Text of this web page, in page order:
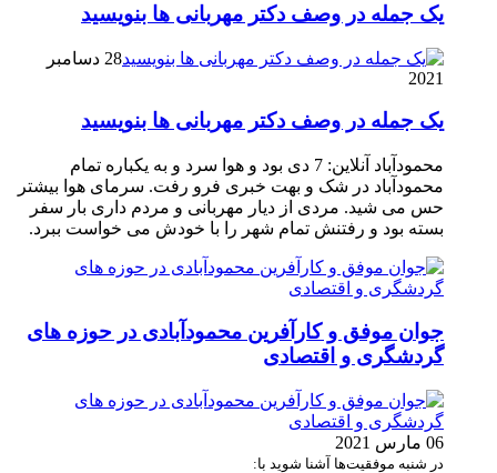
یک جمله در وصف دکتر مهربانی ها بنویسید
28 دسامبر
2021
یک جمله در وصف دکتر مهربانی ها بنویسید
محمودآباد آنلاین: 7 دی بود و هوا سرد و به یکباره تمام
محمودآباد در شک و بهت خبری فرو رفت. سرمای هوا بیشتر
حس می شید. مردی از دیار مهربانی و مردم داری بار سفر
بسته بود و رفتنش تمام شهر را با خودش می خواست ببرد.
جوان موفق و کارآفرین محمودآبادی در حوزه های
گردشگری و اقتصادی
06 مارس 2021
در شنبه موفقیت‌ها آشنا شوید با: